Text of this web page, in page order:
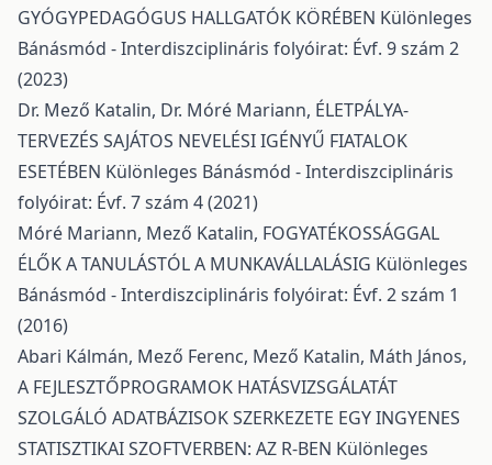
GYÓGYPEDAGÓGUS HALLGATÓK KÖRÉBEN Különleges
Bánásmód - Interdiszciplináris folyóirat: Évf. 9 szám 2
(2023)
Dr. Mező Katalin, Dr. Móré Mariann, ÉLETPÁLYA-
TERVEZÉS SAJÁTOS NEVELÉSI IGÉNYŰ FIATALOK
ESETÉBEN Különleges Bánásmód - Interdiszciplináris
folyóirat: Évf. 7 szám 4 (2021)
Móré Mariann, Mező Katalin, FOGYATÉKOSSÁGGAL
ÉLŐK A TANULÁSTÓL A MUNKAVÁLLALÁSIG Különleges
Bánásmód - Interdiszciplináris folyóirat: Évf. 2 szám 1
(2016)
Abari Kálmán, Mező Ferenc, Mező Katalin, Máth János,
A FEJLESZTŐPROGRAMOK HATÁSVIZSGÁLATÁT
SZOLGÁLÓ ADATBÁZISOK SZERKEZETE EGY INGYENES
STATISZTIKAI SZOFTVERBEN: AZ R-BEN Különleges